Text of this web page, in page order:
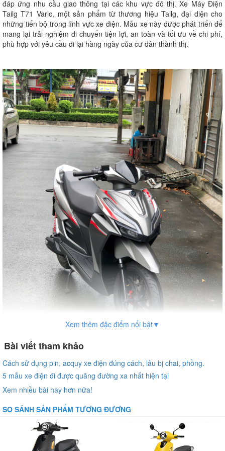
đáp ứng nhu cầu giao thông tại các khu vực đô thị. Xe Máy Điện
Tailg T71 Vario, một sản phẩm từ thương hiệu Tailg, đại diện cho
những tiến bộ trong lĩnh vực xe điện. Mẫu xe này được phát triển để
mang lại trải nghiệm di chuyển tiện lợi, an toàn và tối ưu về chi phí,
phù hợp với yêu cầu đi lại hàng ngày của cư dân thành thị.
1. Thiết kế và không gian sử dụng:
Tối ưu cho đô thị năng động
Tailg T71 Variođược phát triển với sự chú trọng đến từng chi tiết,
tạo nên một tổng thể vừa thẩm mỹ vừa tiện dụng. Thiết kế xe hướng
Xem thêm đặc điểm nổi bật▼
Bài viết tham khảo
Cách sử dụng pin, acquy xe điện đúng cách, lâu bị chai, phồng.
5 mẫu xe điện đi được quãng đường xa nhất hiện tại
Xem nhiều bài hay hơn nữa!
SO SÁNH SẢN PHẨM TƯƠNG ĐƯƠNG